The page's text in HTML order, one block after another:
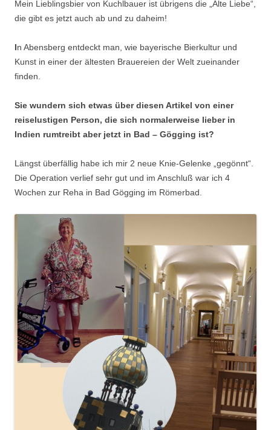
Mein Lieblingsbier von Kuchlbauer ist übrigens die „Alte Liebe“,
die gibt es jetzt auch ab und zu daheim!
In Abensberg entdeckt man, wie bayerische Bierkultur und
Kunst in einer der ältesten Brauereien der Welt zueinander
finden.
Sie wundern sich etwas über diesen Artikel von einer
reiselustigen Person, die sich normalerweise lieber in
Indien rumtreibt aber jetzt in Bad – Gögging ist?
Längst überfällig habe ich mir 2 neue Knie-Gelenke „gegönnt“.
Die Operation verlief sehr gut und im Anschluß war ich 4
Wochen zur Reha in Bad Gögging im Römerbad.